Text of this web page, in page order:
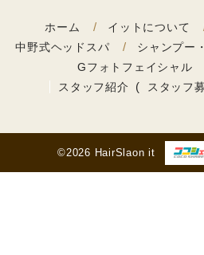
ホーム イットについて
中野式ヘッドスパ
シャンプー
Gフォトフェイシャル
スタッフ紹介
スタッフ
©2026 HairSlaon it